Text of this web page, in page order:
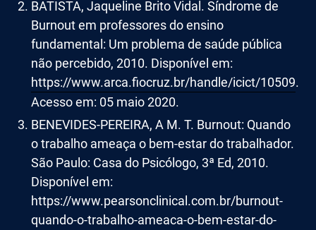
BATISTA, Jaqueline Brito Vidal. Síndrome de
Burnout em professores do ensino
fundamental: Um problema de saúde pública
não percebido, 2010. Disponível em:
https://www.arca.fiocruz.br/handle/icict/10509.
Acesso em: 05 maio 2020.
BENEVIDES-PEREIRA, A M. T. Burnout: Quando
o trabalho ameaça o bem-estar do trabalhador.
São Paulo: Casa do Psicólogo, 3ª Ed, 2010.
Disponível em:
https://www.pearsonclinical.com.br/burnout-
quando-o-trabalho-ameaca-o-bem-estar-do-